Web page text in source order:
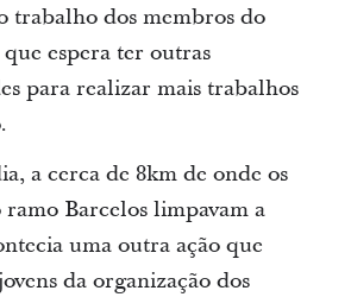
trabalho dos membros do
espera ter outras
para realizar mais trabalhos
a cerca de 8km de onde os
Barcelos limpavam a
uma outra ação que
da organização dos